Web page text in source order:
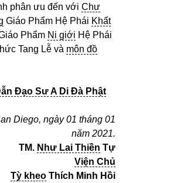
phân ưu đến với Chư
Giáo Phẩm Hệ Phái Khất
Phẩm Ni giới Hệ Phái
Tang Lễ và môn đồ
Đạo SưA Di Đà Phật
Diego, ngày 01 tháng 01
năm 2021.
TM. Như Lai Thiền Tự
Viện Chủ
Tỳ kheo Thích Minh Hồi